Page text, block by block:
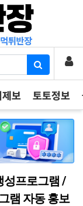
로
제보 토토정보
프로그램 /
램 자동 홍보